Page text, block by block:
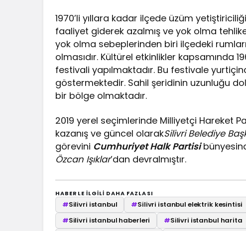
1970’li yıllara kadar ilçede üzüm
faaliyet giderek azalmış ve yok olma
yok olma sebeplerinden biri ilçedeki
olmasıdır. Kültürel etkinlikler kapsamında
festivali yapılmaktadır. Bu festivale
göstermektedir. Sahil şeridinin uzunluğu
bir bölge olmaktadır.
2019 yerel seçimlerinde Milliyetçi Hareket
kazanış ve güncel olarakSilivriBelediye
görevini Cumhuriyet Halk Partisi
Özcan Işıklar’dan devralmıştır.
HABERLE ILGILI DAHA FAZLASI
#Silivri istanbul #Silivri istanbul elektrik kesintisi
#Silivri istanbul haberleri #Silivri istanbul harita